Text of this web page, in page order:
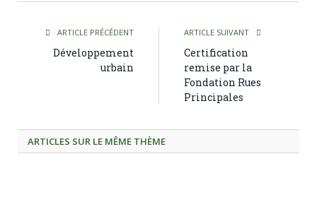
ARTICLE PRÉCÉDENT
Développement
urbain
ARTICLE SUIVANT
Certification
remise par la
Fondation Rues
Principales
ARTICLES SUR LE MÊME THÈME